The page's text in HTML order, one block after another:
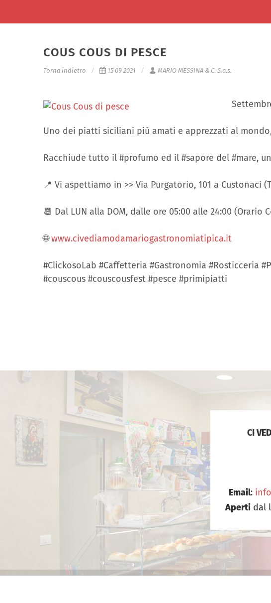
COUS COUS DI PESCE
Torna indietro 15 09 2021 MARIO MESSINA & C. S.a.s.
Uno dei piatti siciliani più amati e apprezzati al
Racchiude tutto il #profumo ed il #sapore del #mare,
📍 Vi aspettiamo in >> Via Purgatorio, 101 a Custonaci
📆 Dal LUN alla DOM, dalle ore 05:00 alle 24:00 (Orario
🌐www.civediamodamariogastronomiatipica.it
#ClickosoLab #Caffetteria #Gastronomia #Rosticceria
#couscous #couscousfest #pesce #primipiatti
CI
Email:
Aperti dal